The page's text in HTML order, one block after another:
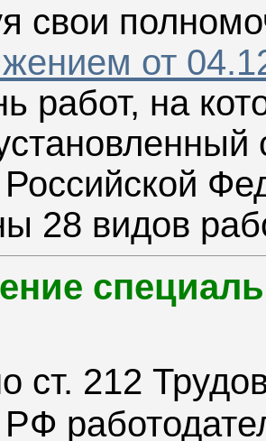
свои
от
работ, на
Российской
28 видов
ст. 212
РФ